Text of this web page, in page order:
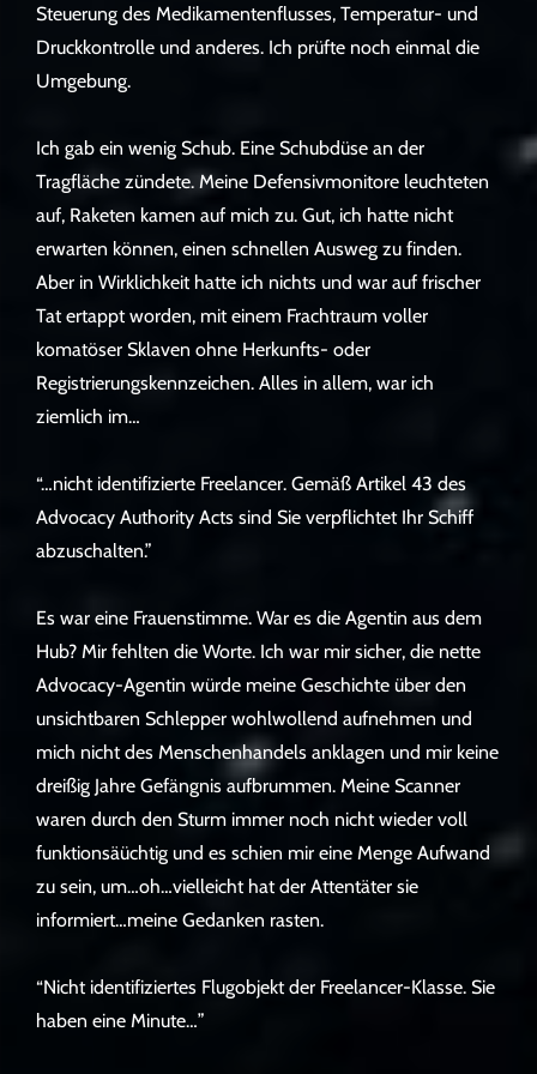
Steuerung des Medikamentenflusses, Temperatur- und
Druckkontrolle und anderes. Ich prüfte noch einmal die
Umgebung.
Ich gab ein wenig Schub. Eine Schubdüse an der
Tragfläche zündete. Meine Defensivmonitore leuchteten
auf, Raketen kamen auf mich zu. Gut, ich hatte nicht
erwarten können, einen schnellen Ausweg zu finden.
Aber in Wirklichkeit hatte ich nichts und war auf frischer
Tat ertappt worden, mit einem Frachtraum voller
komatöser Sklaven ohne Herkunfts- oder
Registrierungskennzeichen. Alles in allem, war ich
ziemlich im…
“…nicht identifizierte Freelancer. Gemäß Artikel 43 des
Advocacy Authority Acts sind Sie verpflichtet Ihr Schiff
abzuschalten.”
Es war eine Frauenstimme. War es die Agentin aus dem
Hub? Mir fehlten die Worte. Ich war mir sicher, die nette
Advocacy-Agentin würde meine Geschichte über den
unsichtbaren Schlepper wohlwollend aufnehmen und
mich nicht des Menschenhandels anklagen und mir keine
dreißig Jahre Gefängnis aufbrummen. Meine Scanner
waren durch den Sturm immer noch nicht wieder voll
funktionsäüchtig und es schien mir eine Menge Aufwand
zu sein, um…oh…vielleicht hat der Attentäter sie
informiert…meine Gedanken rasten.
“Nicht identifiziertes Flugobjekt der Freelancer-Klasse. Sie
haben eine Minute…”